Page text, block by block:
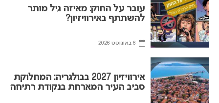
עובר על החוק: מאיזה גיל מותר
להשתתף באירוויזיון?
6 באוגוסט 2026
אירוויזיון 2027 בבולגריה: המחלוקת
סביב העיר המארחת בנקודת רתיחה